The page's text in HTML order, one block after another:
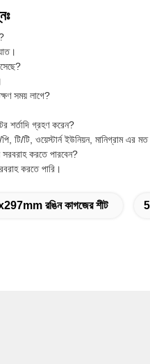
সময় লাগে?
শর্তাদি গ্রহণ করেন?
টি, ওয়েস্টার্ন ইউনিয়ন, মানিগ্রাম এর মত
করতে পারবেন?
করতে পারি।
রঙিন কাগজের শীট